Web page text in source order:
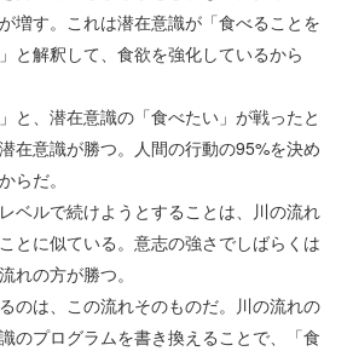
増す。これは潜在意識が「食べることを
と解釈して、食欲を強化しているから
と、潜在意識の「食べたい」が戦ったと
在意識が勝つ。人間の行動の95%を決め
らだ。
ベルで続けようとすることは、川の流れ
とに似ている。意志の強さでしばらくは
れの方が勝つ。
のは、この流れそのものだ。川の流れの
のプログラムを書き換えることで、「食